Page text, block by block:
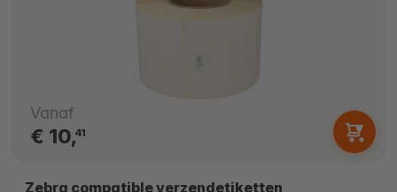
Vanaf
€ 10,41
Zebra compatible verzendetiketten